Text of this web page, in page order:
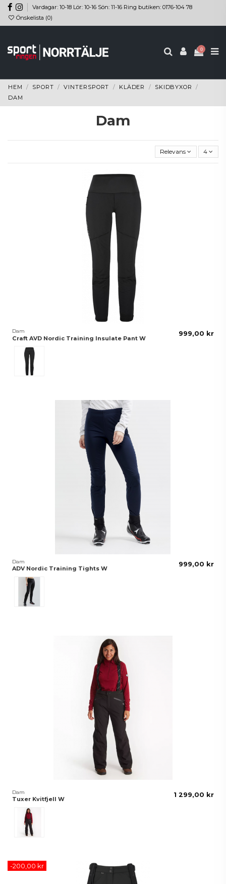
Vardagar: 10-18 Lör: 10-16 Sön: 11-16 Ring butiken: 0176-104 78
Önskelista (0)
0
HEM SPORT VINTERSPORT KLÄDER
SKIDBYXOR
DAM
Dam
Relevans 4
Dam
Craft AVD Nordic Training Insulate Pant W
Svart
999,00 kr
Dam
ADV Nordic Training Tights W
Svart
999,00 kr
Dam
Tuxer Kvitfjell W
Svart
1 299,00 kr
-200,00 kr